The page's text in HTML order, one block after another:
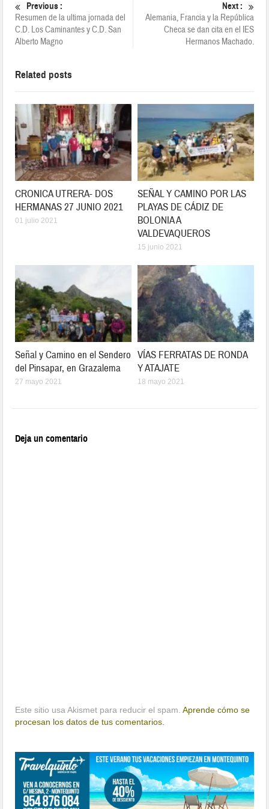
Previous :
Resumen de la ultima jornada del
C.D. Los Caminantes y C.D. San
Alberto Magno
Next :
Alemania, Francia y la República
Checa se dan cita en el IES
Hermanos Machado.
Related posts
CRONICA UTRERA- DOS
HERMANAS 27 JUNIO 2021
01 julio 2021
SEÑAL Y CAMINO POR LAS
PLAYAS DE CÁDIZ DE
BOLONIA A
VALDEVAQUEROS
15 junio 2021
Señal y Camino en el Sendero
del Pinsapar, en Grazalema
27 mayo 2021
VÍAS FERRATAS DE RONDA
Y ATAJATE
18 mayo 2021
Deja un comentario
Este sitio usa Akismet para reducir el spam.Aprende cómo se
procesan los datos de tus comentarios.